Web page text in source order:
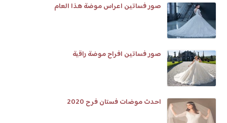
صور فساتين اعراس موضة هذا العام
صور فساتين افراح موضة راقية
احدث موضات فستان فرح 2020